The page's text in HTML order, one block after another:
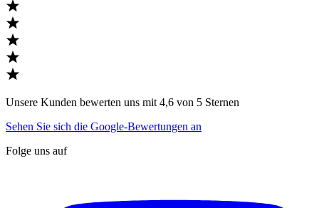
Unsere Kunden bewerten uns mit 4,6 von 5 Sternen
Sehen Sie sich die Google-Bewertungen an
Folge uns auf